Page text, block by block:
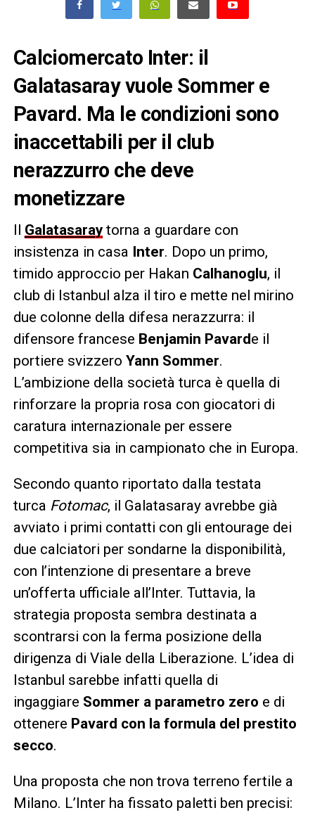
Calciomercato Inter: il
Galatasaray vuole Sommer e
Pavard. Ma le condizioni sono
inaccettabili per il club
nerazzurro che deve
monetizzare
Il Galatasaraytorna a guardare con
insistenza in casa Inter. Dopo un primo,
timido approccio per Hakan Calhanoglu, il
club di Istanbul alza il tiro e mette nel mirino
due colonne della difesa nerazzurra: il
difensore francese Benjamin Pavarde il
portiere svizzero Yann Sommer.
L’ambizione della società turca è quella di
rinforzare la propria rosa con giocatori di
caratura internazionale per essere
competitiva sia in campionato che in Europa.
Secondo quanto riportato dalla testata
turca Fotomac, il Galatasaray avrebbe già
avviato i primi contatti con gli entourage dei
due calciatori per sondarne la disponibilità,
con l’intenzione di presentare a breve
un’offerta ufficiale all’Inter. Tuttavia, la
strategia proposta sembra destinata a
scontrarsi con la ferma posizione della
dirigenza di Viale della Liberazione. L’idea di
Istanbul sarebbe infatti quella di
ingaggiare Sommer a parametro zero e di
ottenere Pavard con la formula del prestito
secco.
Una proposta che non trova terreno fertile a
Milano. L’Inter ha fissato paletti ben precisi: